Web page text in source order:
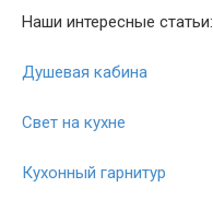
Наши интересные статьи:
Душевая кабина
Свет на кухне
Кухонный гарнитур